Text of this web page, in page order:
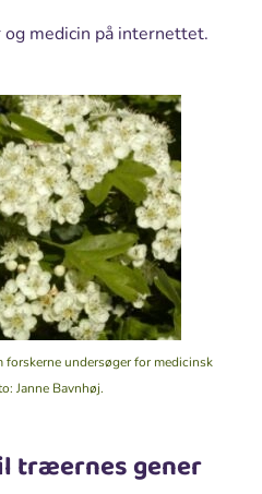
medicin på internettet.
undersøger for medicinsk
Janne Bavnhøj.
træernes gener